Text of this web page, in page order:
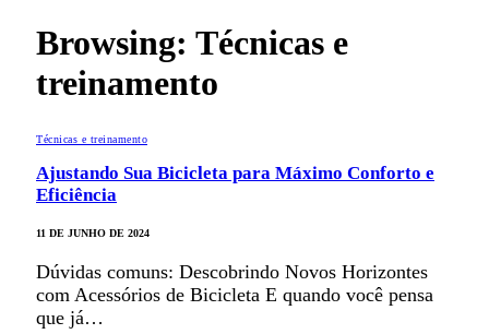
Browsing: Técnicas e
treinamento
Técnicas e treinamento
Ajustando Sua Bicicleta para Máximo Conforto e
Eficiência
11 DE JUNHO DE 2024
Dúvidas comuns: Descobrindo Novos Horizontes
com Acessórios de Bicicleta E quando você pensa
que já…